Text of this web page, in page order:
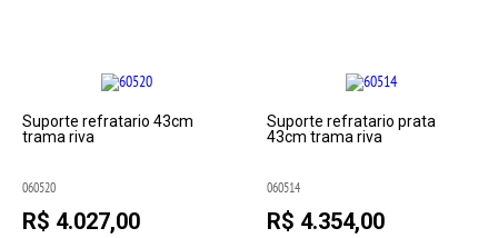
Suporte refratario 43cm
trama riva
060520
R$ 4.027,00
Suporte refratario prata
43cm trama riva
060514
R$ 4.354,00